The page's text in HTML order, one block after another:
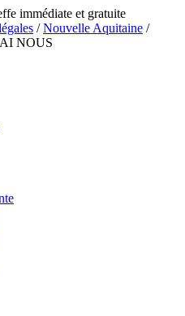
immédiate et gratuite
/Nouvelle Aquitaine /
NOUS